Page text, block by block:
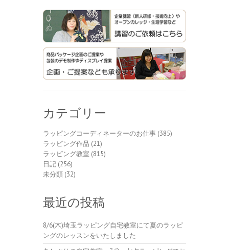
カテゴリー
ラッピングコーディネーターのお仕事 (385)
ラッピング作品 (21)
ラッピング教室 (815)
日記 (256)
未分類 (32)
最近の投稿
8/6(木)埼玉ラッピング自宅教室にて夏のラッピ
ングのレッスンをいたしました